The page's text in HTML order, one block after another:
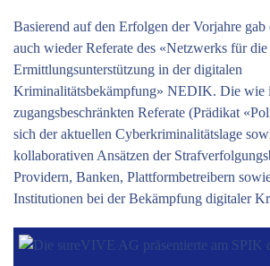
Basierend auf den Erfolgen der Vorjahre
auch wieder Referate des «Netzwerks für die
Ermittlungsunterstützung in der digitalen
Kriminalitätsbekämpfung» NEDIK. Die wie
zugangsbeschränkten ­Referate (Prädikat
sich der aktuellen Cyberkriminalitätslage
kollaborativen Ansätzen der
Providern, Banken, Plattformbetreibern
Institutionen bei der Bekämpfung digitaler